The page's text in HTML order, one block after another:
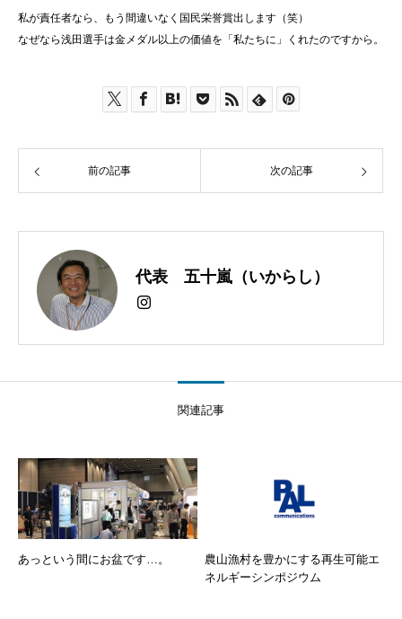
私が責任者なら、もう間違いなく国民栄誉賞出します（笑）
なぜなら浅田選手は金メダル以上の価値を「私たちに」くれたのですから。
前の記事 次の記事
代表 五十嵐（いからし）
関連記事
あっという間にお盆です…。
農山漁村を豊かにする再生可能エ
ネルギーシンポジウム